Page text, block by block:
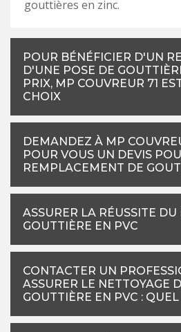
gouttières en zinc.
POUR BÉNÉFICIER D'UN
D'UNE POSE DE
PRIX, MP COUVREUR 71
CHOIX
DEMANDEZ À MP
POUR VOUS UN DEVIS
REMPLACEMENT DE
ASSURER LA RÉUSSITE DU
GOUTTIÈRE EN PVC
CONTACTER UN
ASSURER LE NETTOYAGE
GOUTTIÈRE EN PVC :